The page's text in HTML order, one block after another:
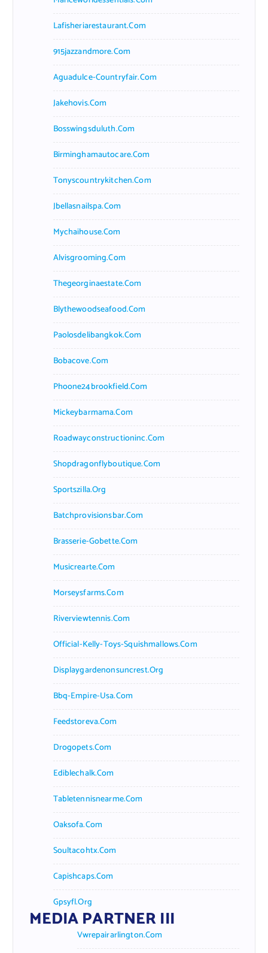
Lafisheriarestaurant.com
915jazzandmore.com
Aguadulce-Countryfair.com
Jakehovis.com
Bosswingsduluth.com
Birminghamautocare.com
Tonyscountrykitchen.com
Jbellasnailspa.com
Mychaihouse.com
Alvisgrooming.com
Thegeorginaestate.com
Blythewoodseafood.com
Paolosdelibangkok.com
Bobacove.com
Phoone24brookfield.com
Mickeybarmama.com
Roadwayconstructioninc.com
Shopdragonflyboutique.com
Sportszilla.org
Batchprovisionsbar.com
Brasserie-Gobette.com
Musicrearte.com
Morseysfarms.com
Riverviewtennis.com
Official-Kelly-Toys-Squishmallows.com
Displaygardenonsuncrest.org
Bbq-Empire-Usa.com
Feedstoreva.com
Drogopets.com
Ediblechalk.com
Tabletennisnearme.com
Oaksofa.com
Soultacohtx.com
Capishcaps.com
Gpsyfl.org
MEDIA PARTNER III
Vwrepairarlington.com